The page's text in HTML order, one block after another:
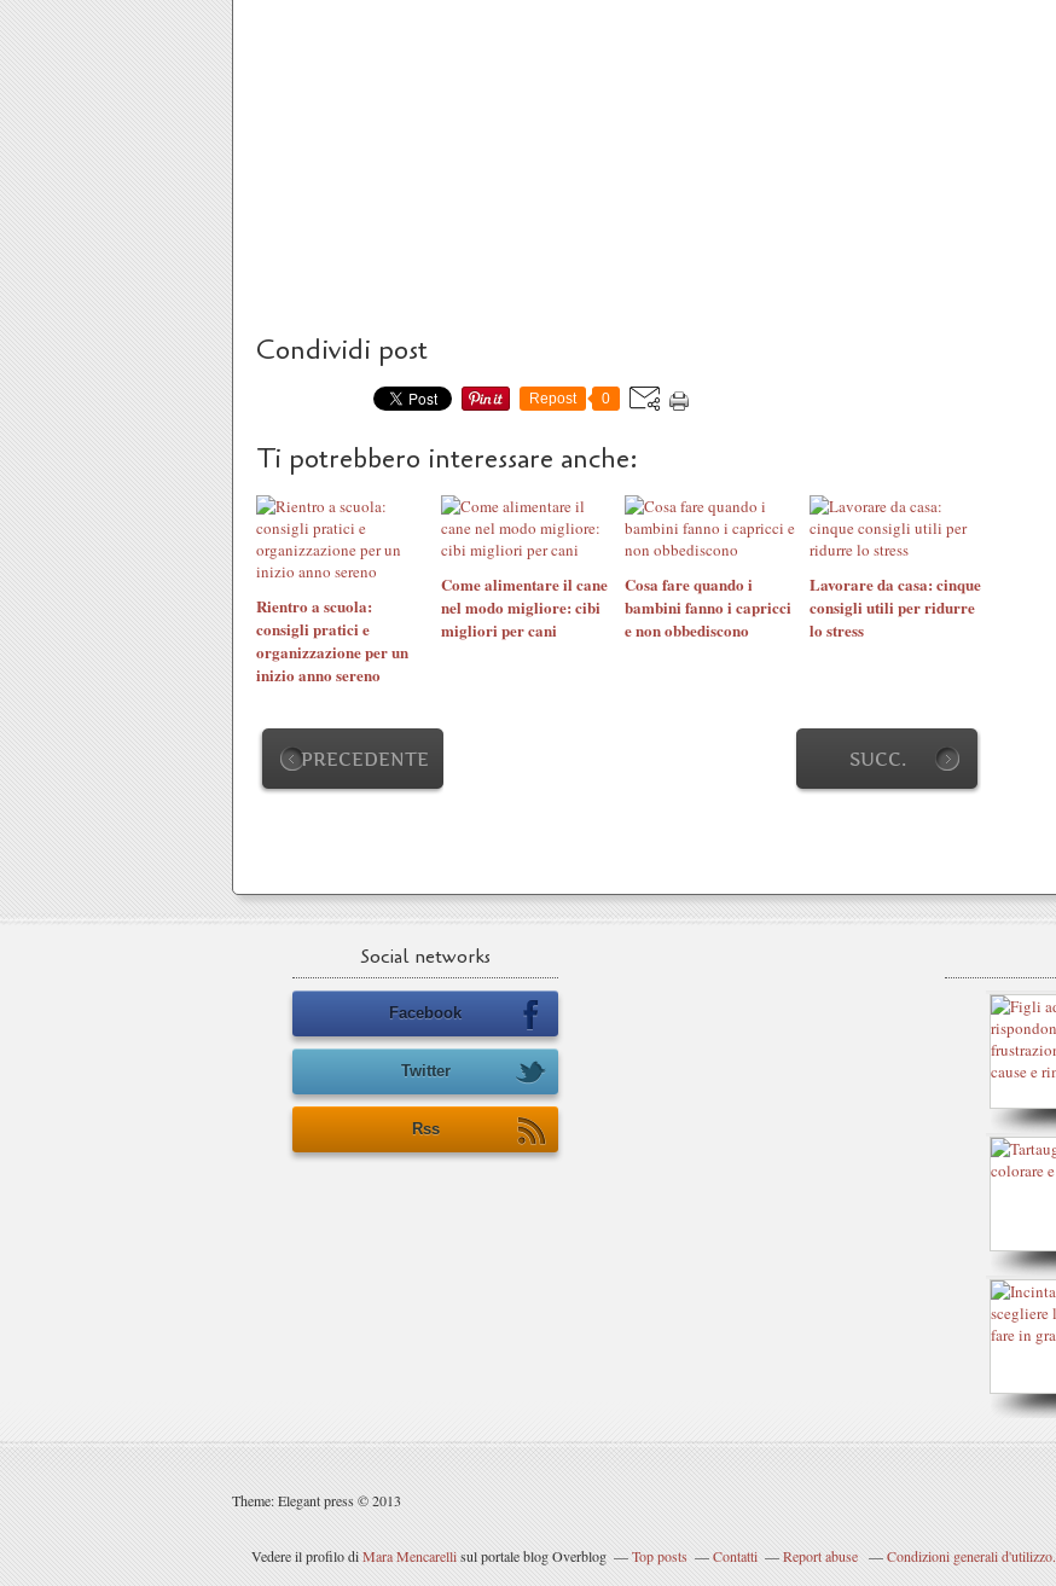
Condividi post
Repost 0
Ti potrebbero interessare anche:
Rientro a scuola:
consigli pratici e
organizzazione per un
inizio anno sereno
Come alimentare il cane
nel modo migliore: cibi
migliori per cani
Cosa fare quando i
bambini fanno i capricci
e non obbediscono
Lavorare da casa: cinque
consigli utili per ridurre
lo stress
PRECEDENTE SUCC.
Social networks
Facebook
Twitter
Rss
Theme: Elegant press © 2013
Vedere il profilo diMara Mencarellisul portale blog Overblog Top posts Contatti Report abuse Condizioni generali d'utilizzo.